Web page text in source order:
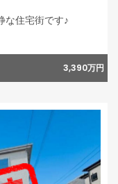
な住宅街です♪
3,390万円